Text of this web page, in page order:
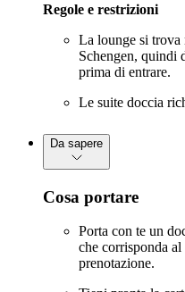
Regole e restrizioni
La lounge si trova
Schengen, quindi
prima di entrare.
Le suite doccia
Da sapere
Cosa portare
Porta con te un
che corrisponda
prenotazione.